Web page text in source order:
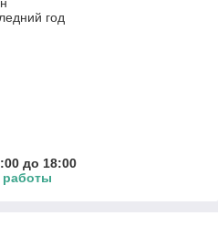
год
до 18:00
работы